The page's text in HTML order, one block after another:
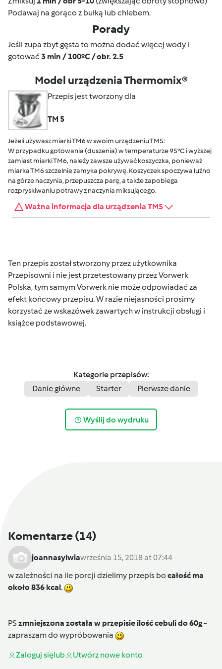
Podawaj na gorąco z bułką lub chlebem.
Porady
Jeśli zupa zbyt gęsta to można dodać więcej wody i
gotować 3 min / 100ºC / obr. 2.5
Model urządzenia Thermomix®
Przepis jest tworzony dla
TM 5
Jeżeli używasz miarki TM6 w swoim urządzeniu TM5:
W przypadku gotowania (duszenia) w temperaturze 95°C i wyższej
zamiast miarki TM6, należy zawsze używać koszyczka, ponieważ
miarka TM6 szczelnie zamyka pokrywę. Koszyczek spoczywa luźno
na górze naczynia, przepuszcza parę, a także zapobiega
rozpryskiwaniu potrawy z naczynia miksującego.
Ważna informacja dla urządzenia TM5
Ten przepis został stworzony przez użytkownika
Przepisowni i nie jest przetestowany przez Vorwerk
Polska, tym samym Vorwerk nie może odpowiadać za
efekt końcowy przepisu. W razie niejasności prosimy
korzystać ze wskazówek zawartych w instrukcji obsługi i
książce podstawowej.
Kategorie przepisów:
Danie główne
Starter Pierwsze danie
Wyślij do wydruku
Komentarze(14)
joannasylwiawrześnia 15, 2018 at 07:44
w zależności na ile porcji dzielimy przepis bo całość ma
około 836 kcal.
PS zmniejszona została w przepisie ilość cebuli do 60g-
zapraszam do wypróbowania
Zaloguj sięlub Utwórz nowe konto